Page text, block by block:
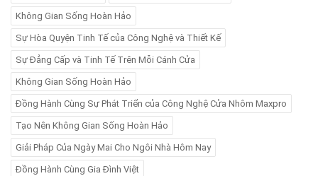
Không Gian Sống Hoàn Hảo
Sự Hòa Quyện Tinh Tế của Công Nghệ và Thiết Kế
Sự Đẳng Cấp và Tinh Tế Trên Mỗi Cánh Cửa
Không Gian Sống Hoàn Hảo
Đồng Hành Cùng Sự Phát Triển của Công Nghệ Cửa Nhôm Maxpro
Tạo Nên Không Gian Sống Hoàn Hảo
Giải Pháp Của Ngày Mai Cho Ngôi Nhà Hôm Nay
Đồng Hành Cùng Gia Đình Việt